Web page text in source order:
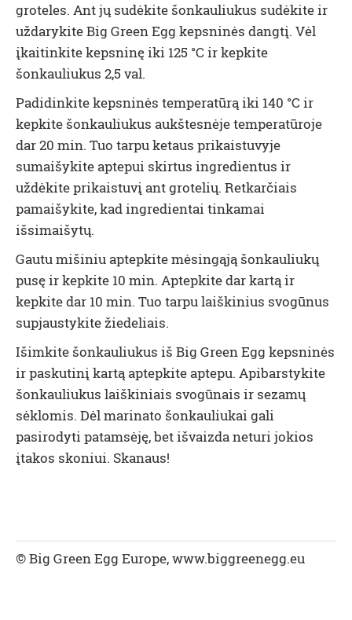
groteles. Ant jų sudėkite šonkauliukus sudėkite ir
uždarykite Big Green Egg kepsninės dangtį. Vėl
įkaitinkite kepsninę iki 125 °C ir kepkite
šonkauliukus 2,5 val.
Padidinkite kepsninės temperatūrą iki 140 °C ir
kepkite šonkauliukus aukštesnėje temperatūroje
dar 20 min. Tuo tarpu ketaus prikaistuvyje
sumaišykite aptepui skirtus ingredientus ir
uždėkite prikaistuvį ant grotelių. Retkarčiais
pamaišykite, kad ingredientai tinkamai
išsimaišytų.
Gautu mišiniu aptepkite mėsingąją šonkauliukų
pusę ir kepkite 10 min. Aptepkite dar kartą ir
kepkite dar 10 min. Tuo tarpu laiškinius svogūnus
supjaustykite žiedeliais.
Išimkite šonkauliukus iš Big Green Egg kepsninės
ir paskutinį kartą aptepkite aptepu. Apibarstykite
šonkauliukus laiškiniais svogūnais ir sezamų
sėklomis. Dėl marinato šonkauliukai gali
pasirodyti patamsėję, bet išvaizda neturi jokios
įtakos skoniui. Skanaus!
© Big Green Egg Europe, www.biggreenegg.eu